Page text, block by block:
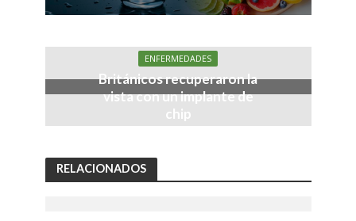
ENFERMEDADES
Británicos recuperaron la
vista con un implante de
chip
RELACIONADOS